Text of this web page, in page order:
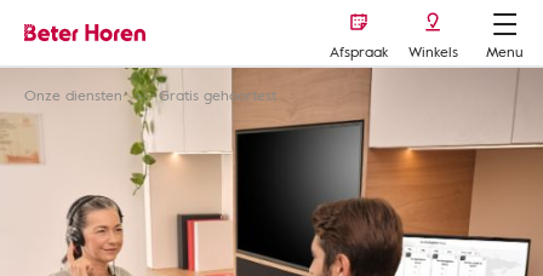
Afspraak Winkels
Menu
Onze diensten
Gratis gehoortest